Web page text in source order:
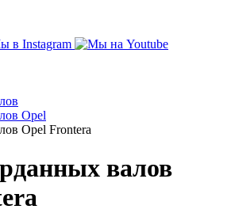
Opel
Opel Frontera
валов